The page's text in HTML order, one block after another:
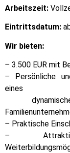
Arbeitszeit:
Eintrittsdatum:
Wir bieten:
– 3.500 EUR mit
– Persönliche
eines
– Praktische
–